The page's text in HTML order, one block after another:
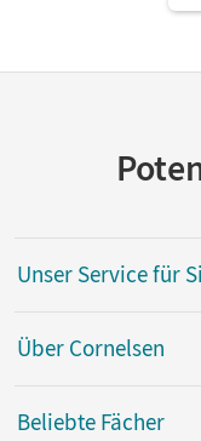
Unser Service für
Über Cornelsen
Beliebte Fächer